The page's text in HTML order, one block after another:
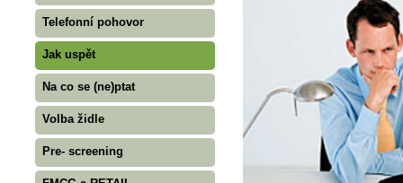
Telefonní pohovor
Jak uspět
Na co se (ne)ptat
Volba židle
Pre- screening